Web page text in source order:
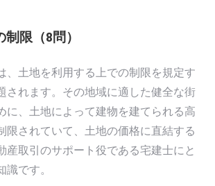
限（8問）
、土地を利用する上での制限を規定す
されます。その地域に適した健全な街
に、土地によって建物を建てられる高
限されていて、土地の価格に直結する
産取引のサポート役である宅建士にと
識です。